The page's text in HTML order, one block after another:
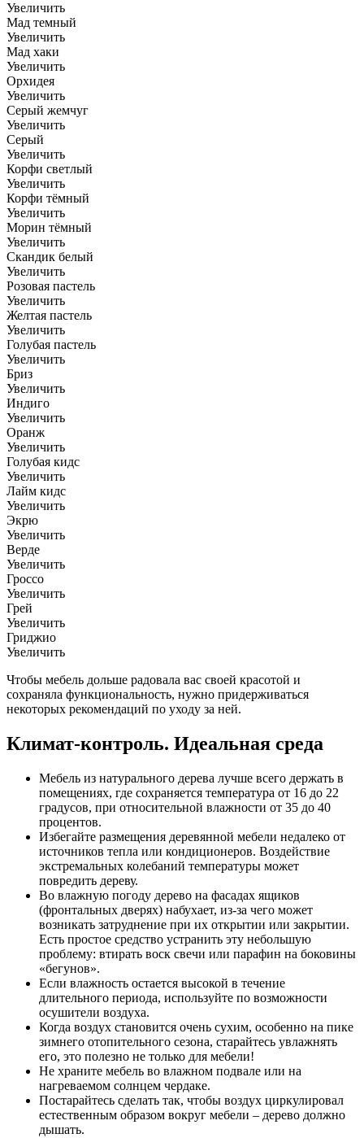
Увеличить
Мад темный
Увеличить
Мад хаки
Увеличить
Орхидея
Увеличить
Серый жемчуг
Увеличить
Серый
Увеличить
Корфи светлый
Увеличить
Корфи тёмный
Увеличить
Морин тёмный
Увеличить
Скандик белый
Увеличить
Розовая пастель
Увеличить
Желтая пастель
Увеличить
Голубая пастель
Увеличить
Бриз
Увеличить
Индиго
Увеличить
Оранж
Увеличить
Голубая кидс
Увеличить
Лайм кидс
Увеличить
Экрю
Увеличить
Верде
Увеличить
Гроссо
Увеличить
Грей
Увеличить
Гриджио
Увеличить
Чтобы мебель дольше радовала вас своей красотой и
сохраняла функциональность, нужно придерживаться
некоторых рекомендаций по уходу за ней.
Климат-контроль. Идеальная среда
Мебель из натурального дерева лучше всего держать в
помещениях, где сохраняется температура от 16 до 22
градусов, при относительной влажности от 35 до 40
процентов.
Избегайте размещения деревянной мебели недалеко от
источников тепла или кондиционеров. Воздействие
экстремальных колебаний температуры может
повредить дереву.
Во влажную погоду дерево на фасадах ящиков
(фронтальных дверях) набухает, из-за чего может
возникать затруднение при их открытии или закрытии.
Есть простое средство устранить эту небольшую
проблему: втирать воск свечи или парафин на боковины
«бегунов».
Если влажность остается высокой в течение
длительного периода, используйте по возможности
осушители воздуха.
Когда воздух становится очень сухим, особенно на пике
зимнего отопительного сезона, старайтесь увлажнять
его, это полезно не только для мебели!
Не храните мебель во влажном подвале или на
нагреваемом солнцем чердаке.
Постарайтесь сделать так, чтобы воздух циркулировал
естественным образом вокруг мебели – дерево должно
дышать.